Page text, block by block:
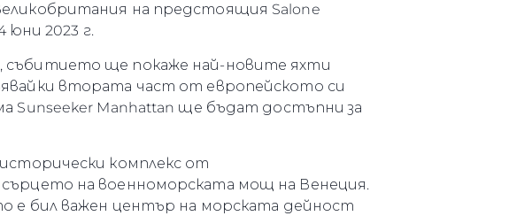
на предстоящия Salone
юни 2023 г.
събитието ще покаже най-новите яхти
втората част от европейското си
Sunseeker Manhattan ще бъдат достъпни за
комплекс от
на военноморската мощ на Венеция.
е бил важен център на морската дейност